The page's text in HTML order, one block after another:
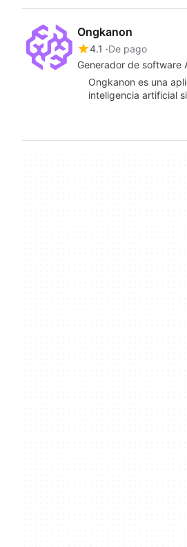
Ongkanon
4.1
De pago
Generador de software
Ongkanon es una
inteligencia artificial